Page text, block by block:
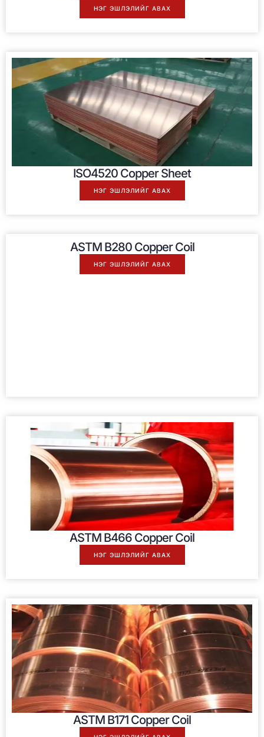
НЭГ ЭШЛЭЛИЙГ АВАХ
ISO4520 Copper Sheet
НЭГ ЭШЛЭЛИЙГ АВАХ
ASTM B280 Copper Coil
НЭГ ЭШЛЭЛИЙГ АВАХ
ASTM B466 Copper Coil
НЭГ ЭШЛЭЛИЙГ АВАХ
ASTM B171 Copper Coil